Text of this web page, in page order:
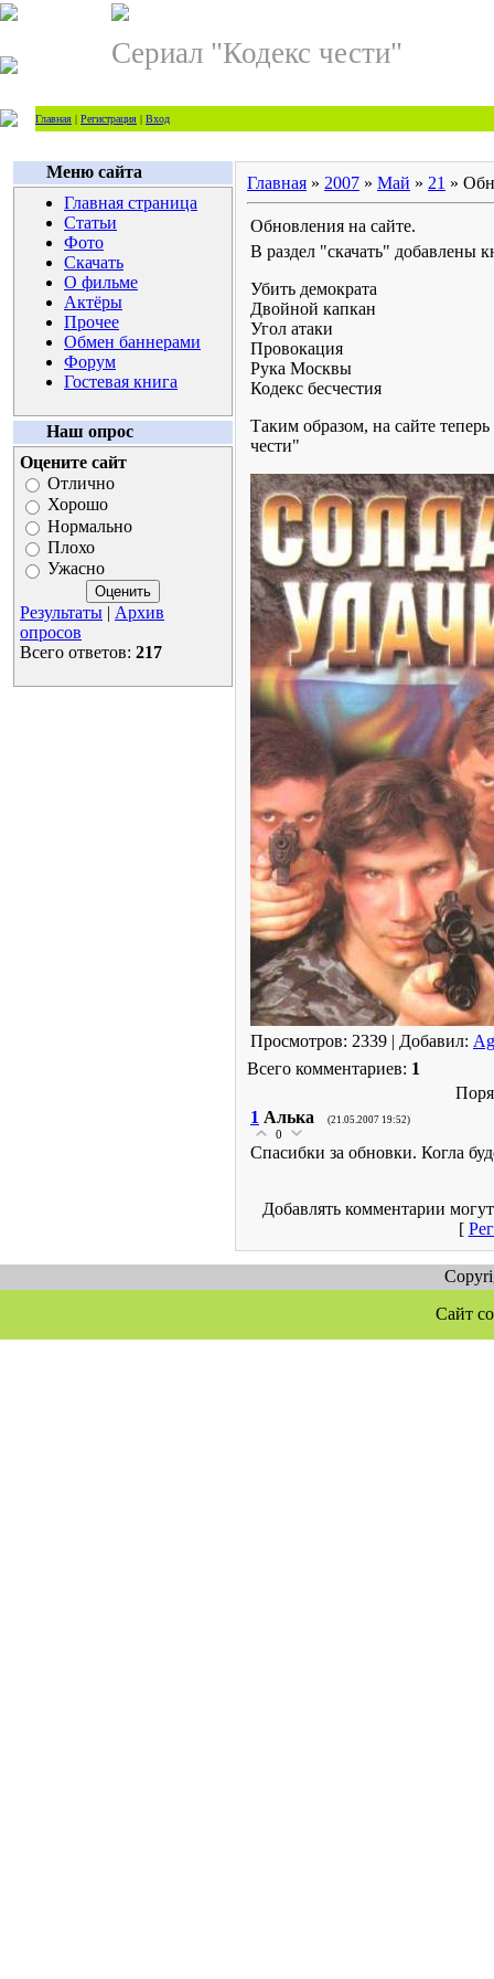
Сериал "Кодекс чести"
Главная | Регистрация | Вход
Меню сайта
Главная страница
Статьи
Фото
Скачать
О фильме
Актёры
Прочее
Обмен баннерами
Форум
Гостевая книга
Наш опрос
Оцените сайт
Отлично
Хорошо
Нормально
Плохо
Ужасно
Результаты | Архив
опросов
Всего ответов: 217
Главная » 2007 » Май » 21 »
Обновления на сайте.
В раздел "скачать" добавлены
Убить демократа
Двойной капкан
Угол атаки
Провокация
Рука Москвы
Кодекс бесчестия
Таким образом, на сайте
чести"
Просмотров: 2339 | Добавил:
Всего комментариев: 1
1 Алька (21.05.2007 19:52)
0
Спасибки за обновки. Когла
Добавлять комментарии
[
Сайт